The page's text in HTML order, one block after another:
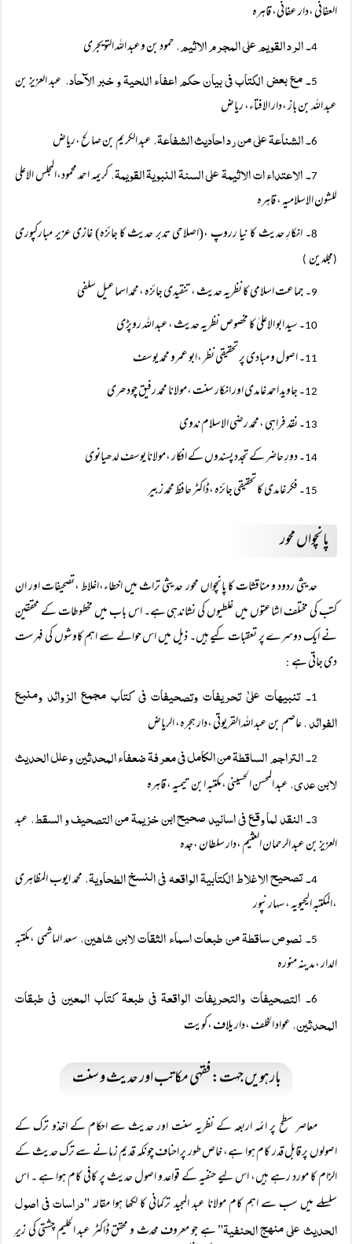
العفانی ،دار عفانی، قاہرہ
4۔ الرد القویم علی المجرم الاثیم،حمود بن وعبد اللہ التویجری
5۔ مع بعض الکتاب فی بیان حکم اعفاء اللحیۃ و خبر الآحاد، عبد العزیز بن
عبد اللہ بن باز ،دار الافتاء، ریاض
6۔ الشناعۃ علی من رد احادیث الشفاعۃ،عبد الکریم بن صالح ،ریاض
7۔ الاعتداء ات الاثیمۃ علی السنۃ النبویۃ القویمۃ،کریمہ احمد محمود،المجلس الاعلی
للشون الاسلامیہ ، قاہرہ
8۔ انکارِ حدیث کا نیا رروپ ،(اصلاحی تدبر حدیث کا جائزہ) غازی عزیر مبارکپوری
(مجلدین )
9۔ جماعت اسلامی کا نظریہ حدیث ،تنقیدی جائزہ ،محمد اسماعیل سلفی
10۔ سید ابو الاعلیٰ کا مخصوص نظریہ حدیث ،عبد اللہ روپڑی
11۔ اصول و مبادی پر تحقیقی نظر ،ابو عمرو محمد یوسف
12۔ جاوید احمد غامدی اور انکار سنت ،مولانا محمد رفیق چودھری
13۔ نقد فراہی ،محمد رضی الاسلام ندوی
14۔ دورِ حاضر کے تجدد پسندوں کے افکار ،مولانا یوسف لدھیانوی
15۔ فکر غامدی کا تحقیقی جائزہ ،ڈاکٹر حافظ محمد زبیر
پانچواں محور
حدیثی ردود و مناقشات کا پانچواں محور حدیثی تراث میں اخطاء،اغلاط ،تصحیفات اور ان
کتب کی مختلف اشاعتوں میں غلطیوں کی نشاندہی ہے۔ اس باب میں مخطوطات کے محققین
نے ایک دوسرے پر تعقبات کیے ہیں۔ ذیل میں اس حوالے سے اہم کاوشوں کی فہرست
دی جاتی ہے :
1۔ تنبیھات علیٰ تحریفات وتصحیفات فی کتاب مجمع الزوائد ومنبع
الفوائد ،عاصم بن عبد اللہ القریوتی ،دار ہجرہ، الریاض
2۔ التراجم الساقطۃ من الکامل فی معرفۃ ضعفاء المحدثین وعلل الحدیث
لابن عدی،عبد المحسن الحسینی ،مکتبہ ابن تیمیہ ، قاہرہ
3۔ النقد لما وقع فی اسانید صحیح ابن خزیمۃ من التصحیف و السقط،عبد
العزیز بن عبد الرحمان العثیم ،دار سلطان ،جدہ
4۔ تصحیح الاغلاط الکتابیۃ الواقعہ فی النسخ الطحاویۃ،محمد ایوب المظاہری
،المکتبہ الیحیویہ ، سہارنپور
5۔ نصوص ساقطۃ من طبعات اسماء الثقات لابن شاھین،سعد الہاشمی ،مکتبہ
الدار ،مدینہ منورہ
6۔ التصحیفات والتحریفات الواقعۃ فی طبعۃ کتاب المعین فی طبقات
المحدثین،عواد الخلف ،دار یلاف ،کویت
بارہویں جہت: فقہی مکاتب اور حدیث و سنت
معاصر سطح پر ائمہ اربعہ کے نظریہ سنت اور حدیث سے احکام کے اخذو ترک کے
اصولوں پر قابل قدر کام ہوا ہے، خاص طور پر احناف چونکہ قدیم زمانے سے ترک حدیث کے
الزام کا مورد رہے ہیں، اس لیے حنفیہ کے قواعد و اصول حدیث پر کافی کام ہوا ہے ۔ اس
سلسلے میں سب سے اہم کام مولانا عبد المجید ترکمانی کا لکھا ہوا مقالہ "دراسات فی اصول
الحدیث علی منھج الحنفیۃ" ہے جو معروف محدث و محقق ڈاکٹر عبد الحلیم چشتی کی زیرِ